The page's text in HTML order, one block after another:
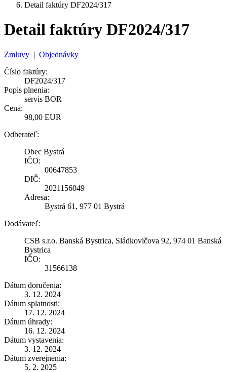
Detail faktúry DF2024/317
Detail faktúry DF2024/317
Zmluvy | Objednávky
Číslo faktúry:
DF2024/317
Popis plnenia:
servis BOR
Cena:
98,00 EUR
Odberateľ:
Obec Bystrá
IČO:
00647853
DIČ:
2021156049
Adresa:
Bystrá 61, 977 01 Bystrá
Dodávateľ:
CSB s.r.o. Banská Bystrica, Sládkovičova 92, 974 01 Banská
Bystrica
IČO:
31566138
Dátum doručenia:
3. 12. 2024
Dátum splatnosti:
17. 12. 2024
Dátum úhrady:
16. 12. 2024
Dátum vystavenia:
3. 12. 2024
Dátum zverejnenia:
5. 2. 2025